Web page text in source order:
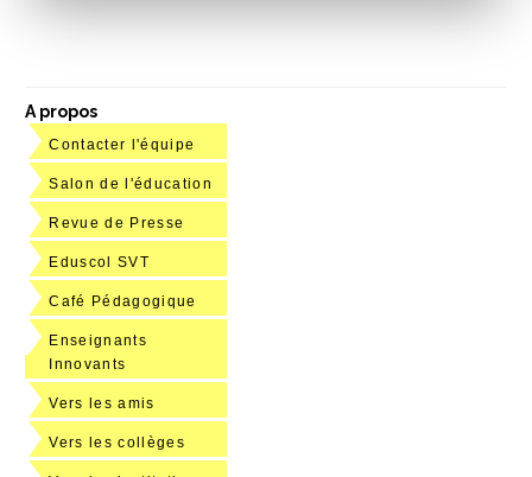
A propos
Contacter l'équipe
Salon de l'éducation
Revue de Presse
Eduscol SVT
Café Pédagogique
Enseignants
Innovants
Vers les amis
Vers les collèges